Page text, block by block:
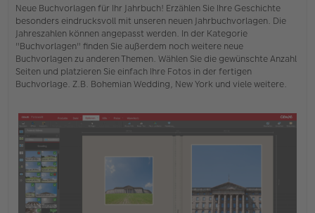
Neue Buchvorlagen für Ihr Jahrbuch! Erzählen Sie Ihre Geschichte
besonders eindrucksvoll mit unseren neuen Jahrbuchvorlagen. Die
Jahreszahlen können angepasst werden. In der Kategorie
"Buchvorlagen" finden Sie außerdem noch weitere neue
Buchvorlagen zu anderen Themen. Wählen Sie die gewünschte Anzahl
Seiten und platzieren Sie einfach Ihre Fotos in der fertigen
Buchvorlage. Z.B. Bohemian Wedding, New York und viele weitere.